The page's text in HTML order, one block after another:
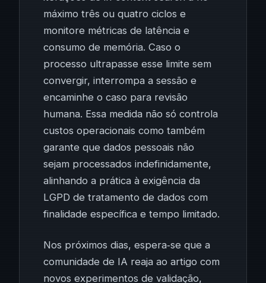
máximo três ou quatro ciclos e
monitore métricas de latência e
consumo de memória. Caso o
processo ultrapasse esse limite sem
convergir, interrompa a sessão e
encaminhe o caso para revisão
humana. Essa medida não só controla
custos operacionais como também
garante que dados pessoais não
sejam processados indefinidamente,
alinhando a prática à exigência da
LGPD de tratamento de dados com
finalidade específica e tempo limitado.
Nos próximos dias, espera‑se que a
comunidade de IA reaja ao artigo com
novos experimentos de validação,